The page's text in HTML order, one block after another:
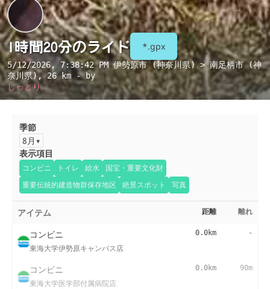
1時間20分のライド *.gpx
5/12/2026, 7:38:42 PM伊勢原市 (神奈川県) > 南足柄市 (神
奈川県), 26 km - by
しっとり
季節
8月
表示項目
コンビニ トイレ 給水
国宝・重要文化財
重要伝統的建造物群保存地区
絶景スポット 写真
アイテム 距離 離れ
コンビニ
東海大学伊勢原キャンパス店
0.0km -
コンビニ
東海大学医学部付属病院店
0.0km 90m